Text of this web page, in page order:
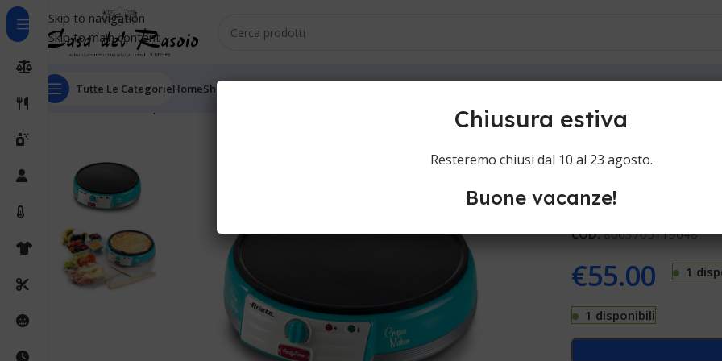
Skip to navigation
Skip to main content
Tutte Le CategorieHomeShop
Home
Ariete
Crepiera Ariete Crepiera
COD:8003705119048
€55.00 1
1 disponibili
Chiusura estiva
Resteremo chiusi dal 10 al 23 agosto.
Buone vacanze!